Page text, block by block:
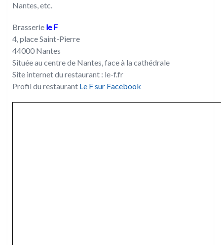
Nantes, etc.
Brasserie le F
4, place Saint-Pierre
44000 Nantes
Située au centre de Nantes, face à la cathédrale
Site internet du restaurant : le-f.fr
Profil du restaurant Le F sur Facebook